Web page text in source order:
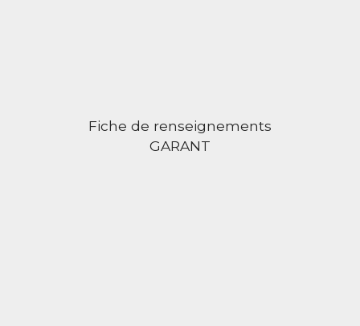
Fiche de renseignements
GARANT